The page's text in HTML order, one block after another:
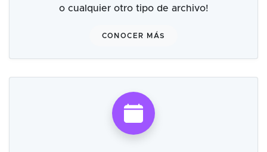
o cualquier otro tipo de archivo!
CONOCER MÁS